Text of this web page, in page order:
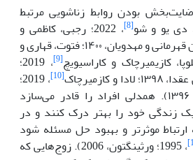
بودن روابط زناشویی مرتبط
دی یو و شو[8]
، 2022؛ رجبی، کاظمی و
شیرالی نیا، ۱۴۰۱؛ غفوریان قهرمانی و مهدویان، ۱۴۰۰؛ فتوت، قهاری و
[9]
، 2019؛
[10]
، 2019؛
نادری، مولوی و نوری، ۱۳۹۶). همدلی افراد را قادر می‌سازد
زندگی خود را بهتر درک کنند و در
ارتباط موثرتر و بهبود حل مسئله شود
، 1995؛ ورثینگتون، 2006). زوج‌هایی که